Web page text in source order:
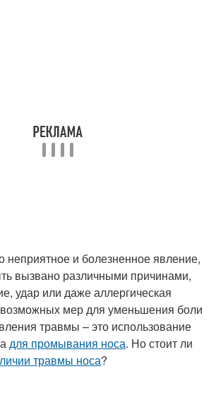
неприятное и болезненное явление,
вызвано различными причинами,
удар или даже аллергическая
мер для уменьшения боли
травмы – это использование
для промывания носа. Но стоит ли
травмы носа?